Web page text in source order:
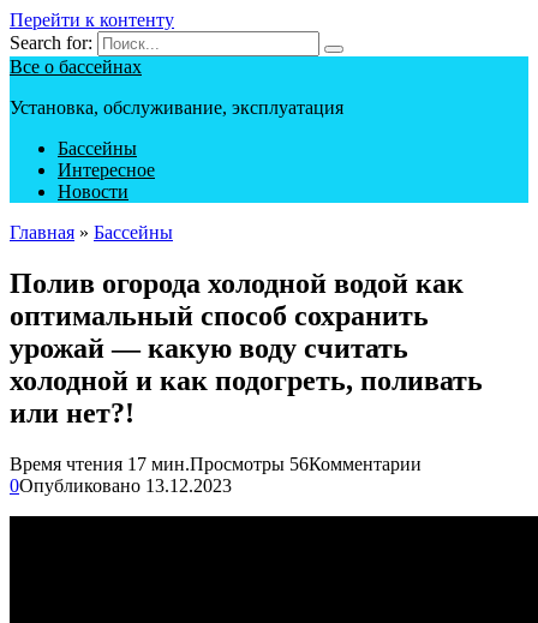
Перейти к контенту
Search for:
Все о бассейнах
Установка, обслуживание, эксплуатация
Бассейны
Интересное
Новости
Главная » Бассейны
Полив огорода холодной водой как
оптимальный способ сохранить
урожай — какую воду считать
холодной и как подогреть, поливать
или нет?!
Время чтения 17 мин.Просмотры 56Комментарии
0Опубликовано 13.12.2023